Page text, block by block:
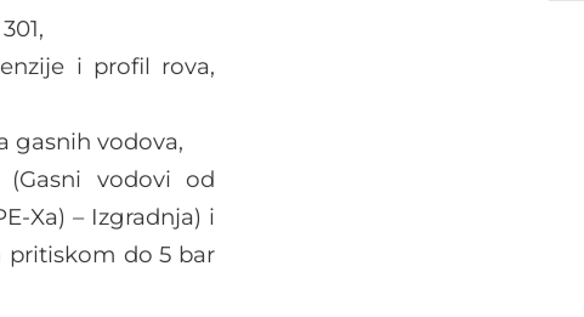
i profil rova,
gasnih vodova,
vodovi od
Xa) – Izgradnja) i
pritiskom do 5 bar